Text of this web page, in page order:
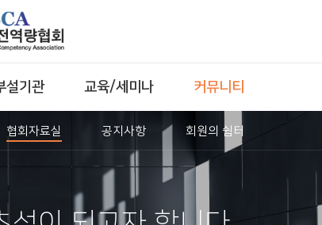
설기관 교육/세미나 커뮤니티
협회자료실 공지사항 회원의 쉼터